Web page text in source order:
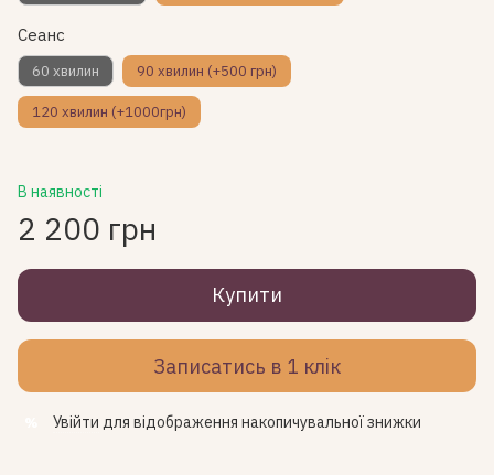
Сеанс
60 хвилин 90 хвилин (+500 грн)
120 хвилин (+1000грн)
В наявності
2 200 грн
Купити
Записатись в 1 клік
Увійти для відображення накопичувальної знижки